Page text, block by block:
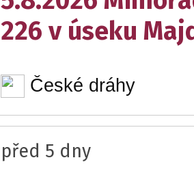
226 v úseku
České dráhy
před 5 dny